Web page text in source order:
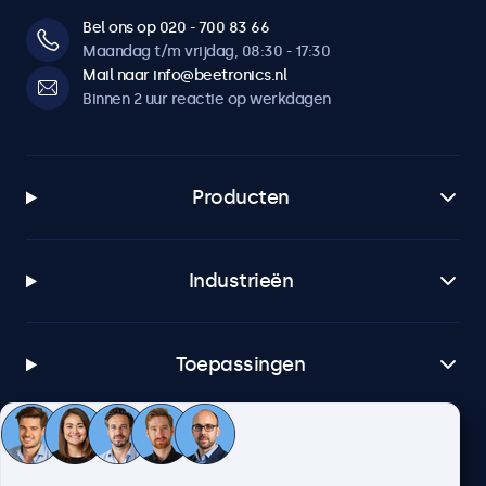
Bel ons op 020 - 700 83 66
Maandag t/m vrijdag, 08:30 - 17:30
Mail naar info@beetronics.nl
Binnen 2 uur reactie op werkdagen
Producten
Industrieën
Toepassingen
Klantenservice